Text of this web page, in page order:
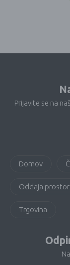
Prijavite se na
Domov
Oddaja
Trgovina